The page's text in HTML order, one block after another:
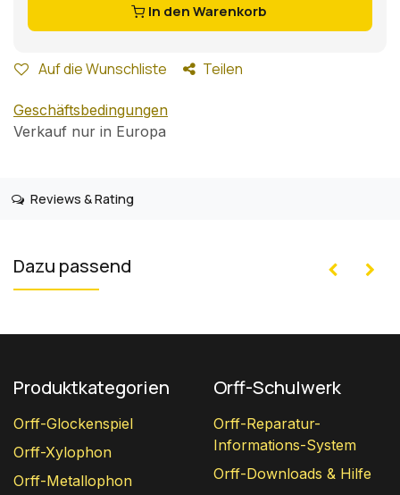
In den Warenkorb
Auf die Wunschliste Teilen
Geschäftsbedingungen
Verkauf nur in Europa
Reviews & Rating
Dazu passend
Produktkategorien
Orff-Glockenspiel
Orff-Xylophon
Orff-Metallophon
Orff-Schulwerk
Orff-Reparatur-
Informations-System
Orff-Downloads & Hilfe